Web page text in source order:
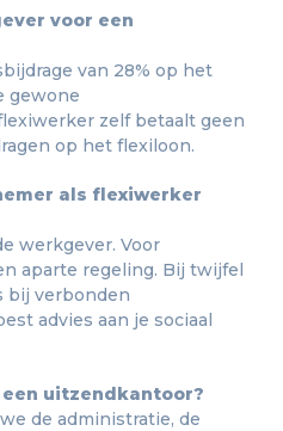
voor een
van 28% op het
gewone
zelf betaalt geen
op het flexiloon.
als flexiwerker
werkgever. Voor
aparte regeling. Bij twijfel
bij verbonden
advies aan je sociaal
uitzendkantoor?
de administratie, de